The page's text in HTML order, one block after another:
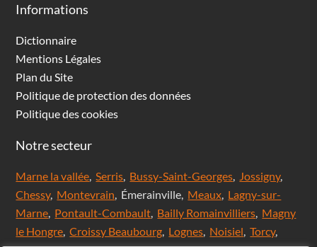
Informations
Dictionnaire
Mentions Légales
Plan du Site
Politique de protection des données
Politique des cookies
Notre secteur
Marne la vallée,Serris, Bussy-Saint-Georges, Jossigny,
Chessy, Montevrain, Émerainville, Meaux, Lagny-sur-
Marne, Pontault-Combault, Bailly Romainvilliers, Magny
le Hongre,Croissy Beaubourg, Lognes, Noisiel,Torcy,